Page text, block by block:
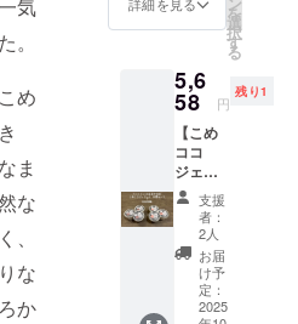
気
。
め
ま
な
な
か
（米
（国
、有機
ココア
・添加
物：な
し ◎こ
めココ
ジェ
ラート
２種に
ついて
・原材
料に含
まれる
100g（
約90ml)
方法：
－18℃
以下・
原材
料、主
原料の
原産
地：コ
コナッ
ツミル
ク（タ
イ）、
砂糖、
米粉
（米
産））/
香料
「こめ
ココ
ジェ
ラート
（チョ
コ
味）」
・サイ
ズ：約
フタ直
100g（
約90ml)
－18℃
以下 ・
原材
料、主
原料の
原産
地：コ
コナッ
ツミル
ク（タ
イ）、
砂糖、
ブドウ
た後で
アン
答をお
願いい
たしま
す。
「こめ
ココ
ジェ
ラート
（バニ
ラ
味）」
・サイ
ズ：約
プでの
想定通
常価格
から最
大時で
24％off
となる
お買得
価格で
す。ど
うぞお
試しく
ださ
の人気
商品ま
いにち
のこめ
油の紙
パック
を図案
化した
イラス
トの豆
シール
が10枚
付きま
用こめ
ココ
ラート
バニラ
味4個と
チョコ
味4個の
8個セッ
トを
2025年
9月と
2026年
2月、6
月の3回
お届け
を
選
択
す
る
5,6
58 円
残り1
【こめ
ココ
ジェ
ラート6
個セッ
ト+まい
こめ豆
シール
+SNS投
稿】 こ
支援
者：
2人
お届
け予
定：
2025